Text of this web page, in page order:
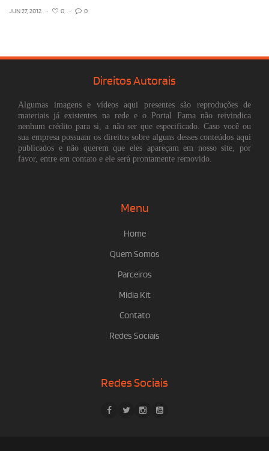
JUN 27, 2012 • 0 • 0
Direitos Autorais
Algumas imagens e vídeos aqui presentes são reproduções de
materiais já existentes na rede e o Portal Fama não reivindica
nenhum crédito para si, a não ser que especificado. Caso você ou
sua empresa possuam os direitos sobre alguns desses conteúdos aqui
publicados e não querem que eles apareçam em nosso site, por
favor, entre em contato e ele será prontamente removido.
Menu
Home
Quem Somos
Parceiros
Mídia Kit
Contato
Redes Sociais
Redes Sociais